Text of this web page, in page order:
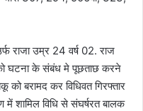
राजा उम्र 24 वर्ष 02. राज
को घटना के संबंध मे पूछताछ करने
को बरामद कर विधिवत गिरफ्तार
में शामिल विधि से संघर्षरत बालक